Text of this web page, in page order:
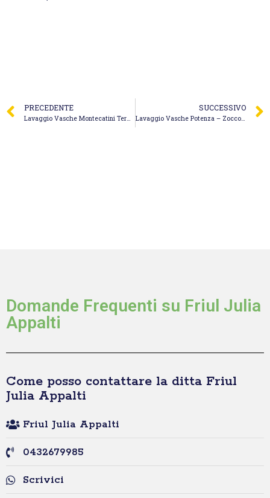
PRECEDENTE
Lavaggio Vasche Montecatini Terme – Cristal Spurgo S.r.l.
SUCCESSIVO
Lavaggio Vasche Potenza – Zoccolan
Domande Frequenti su Friul Julia
Appalti
Come posso contattare la ditta Friul
Julia Appalti
Friul Julia Appalti
0432679985
Scrivici